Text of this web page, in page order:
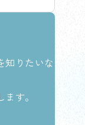
知りたいな
す。